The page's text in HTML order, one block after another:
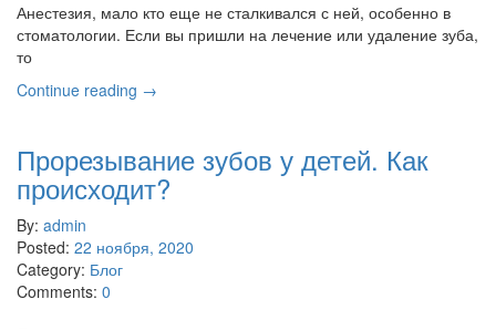
Анестезия, мало кто еще не сталкивался с ней, особенно в
стоматологии. Если вы пришли на лечение или удаление зуба,
то
Continue reading →
Прорезывание зубов у детей. Как
происходит?
By: admin
Posted: 22 ноября, 2020
Category: Блог
Comments: 0